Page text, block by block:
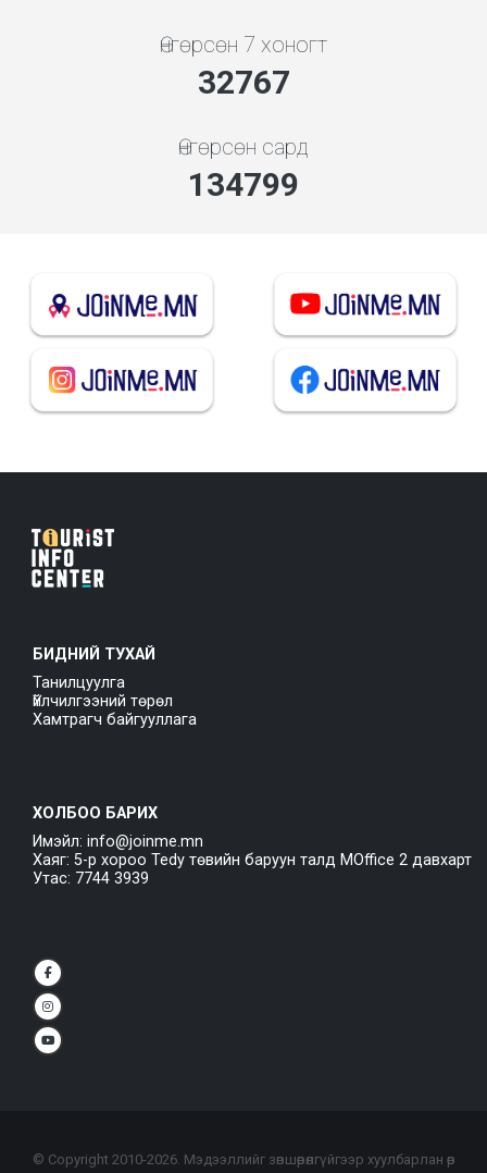
Өнгөрсөн 7 хоногт
35108
Өнгөрсөн сард
144428
БИДНИЙ ТУХАЙ
Танилцуулга
Үйлчилгээний төрөл
Хамтрагч байгууллага
ХОЛБОО БАРИХ
Имэйл: info@joinme.mn
Хаяг: 5-р хороо Tedy төвийн баруун талд MOffice 2 давхарт
Утас: 7744 3939
© Copyright 2010-2026. Мэдээллийг зөвшөөрөлгүйгээр хуулбарлан өөр